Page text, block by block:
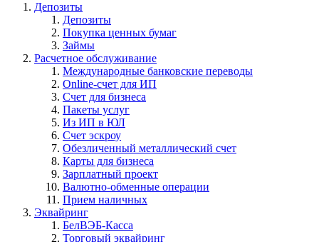
Депозиты
Депозиты
Покупка ценных бумаг
Займы
Расчетное обслуживание
Международные банковские переводы
Online-счет для ИП
Счет для бизнеса
Пакеты услуг
Из ИП в ЮЛ
Счет эскроу
Обезличенный металлический счет
Карты для бизнеса
Зарплатный проект
Валютно-обменные операции
Прием наличных
Эквайринг
БелВЭБ-Касса
Торговый эквайринг